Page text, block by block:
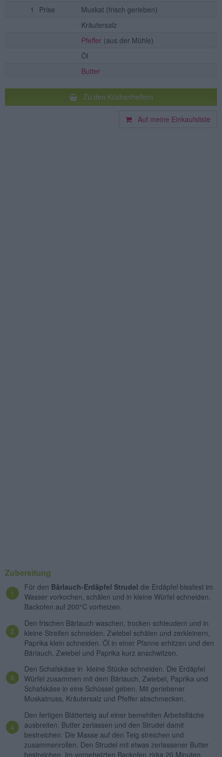
1
Prise Muskat (frisch gerieben)
Kräutersalz
Pfeffer (aus der Mühle)
Öl
Butter
Zu den Küchenhelfern
Auf meine Einkaufsliste
Zubereitung
Für den Bärlauch-Erdäpfel Strudel die Erdäpfel bissfest im
Wasser vorkochen, schälen und in kleine Würfel schneiden.
Backofen auf 200°C vorheizen.
Den frischen Bärlauch waschen, trocken schleudern und in
kleine Streifen schneiden. Zwiebel schälen und zerkleinern,
Paprika klein schneiden. Öl in einer Pfanne erhitzen und den
Bärlauch, Zwiebel und Paprika kurz anschwitzen.
Den Schafskäse in kleine Stücke schneiden. Die Erdäpfel
Würfel zusammen mit dem Bärlauch, Zwiebel, Paprika und
Schafskäse in eine Schüssel geben. Mit geriebener
Muskatnuss, Kräutersalz und Pfeffer abschmecken.
Den fertigen Blätterteig auf einer bemehlten Arbeitsfläche
ausbreiten. Butter zerlassen und den Strudel damit
bestreichen. Die Masse auf den Teig streichen und
zusammenrollen. Den Strudel mit etwas zerlassener Butter
bestreichen. Im vorgeheizten Backofen zirka 20 Minuten